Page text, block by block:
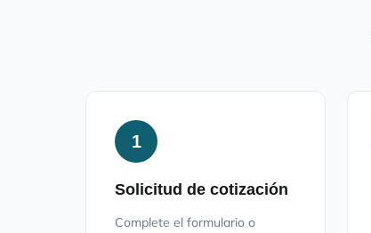
1
Solicitud de cotización
Complete el formulario o